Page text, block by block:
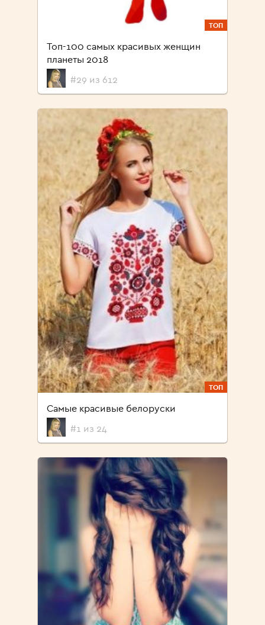
ТОП
Топ-100 самых красивых женщин
планеты 2018
#29 из 612
ТОП
Самые красивые белоруски
#1 из 24